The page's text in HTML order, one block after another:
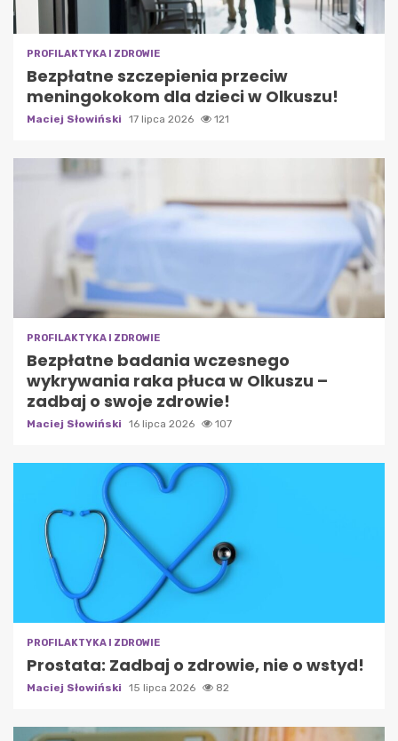
PROFILAKTYKA I ZDROWIE
Bezpłatne szczepienia przeciw
meningokokom dla dzieci w Olkuszu!
Maciej Słowiński 17 lipca 2026 121
PROFILAKTYKA I ZDROWIE
Bezpłatne badania wczesnego
wykrywania raka płuca w Olkuszu –
zadbaj o swoje zdrowie!
Maciej Słowiński 16 lipca 2026 107
PROFILAKTYKA I ZDROWIE
Prostata: Zadbaj o zdrowie, nie o wstyd!
Maciej Słowiński 15 lipca 2026 82